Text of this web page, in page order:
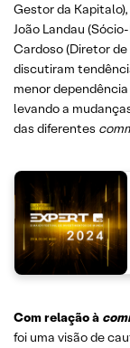
Gestor da
João Landau
Cardoso (Diretor de
discutiram
menor
levando a
das diferentes
Com relação à
foi uma visão de